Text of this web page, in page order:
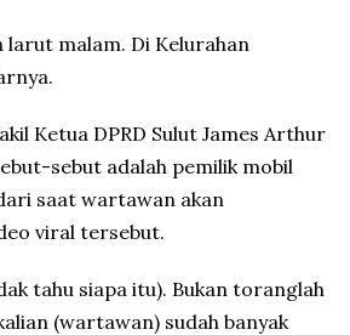
larut malam. Di Kelurahan
Ketua DPRD Sulut James Arthur
sebut adalah pemilik mobil
saat wartawan akan
viral tersebut.
tahu siapa itu). Bukan toranglah
(wartawan) sudah banyak